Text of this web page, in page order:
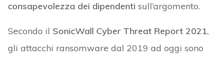
consapevolezza dei dipendenti sull’argomento.
Secondo il SonicWall Cyber Threat Report 2021,
gli attacchi ransomware dal 2019 ad oggi sono